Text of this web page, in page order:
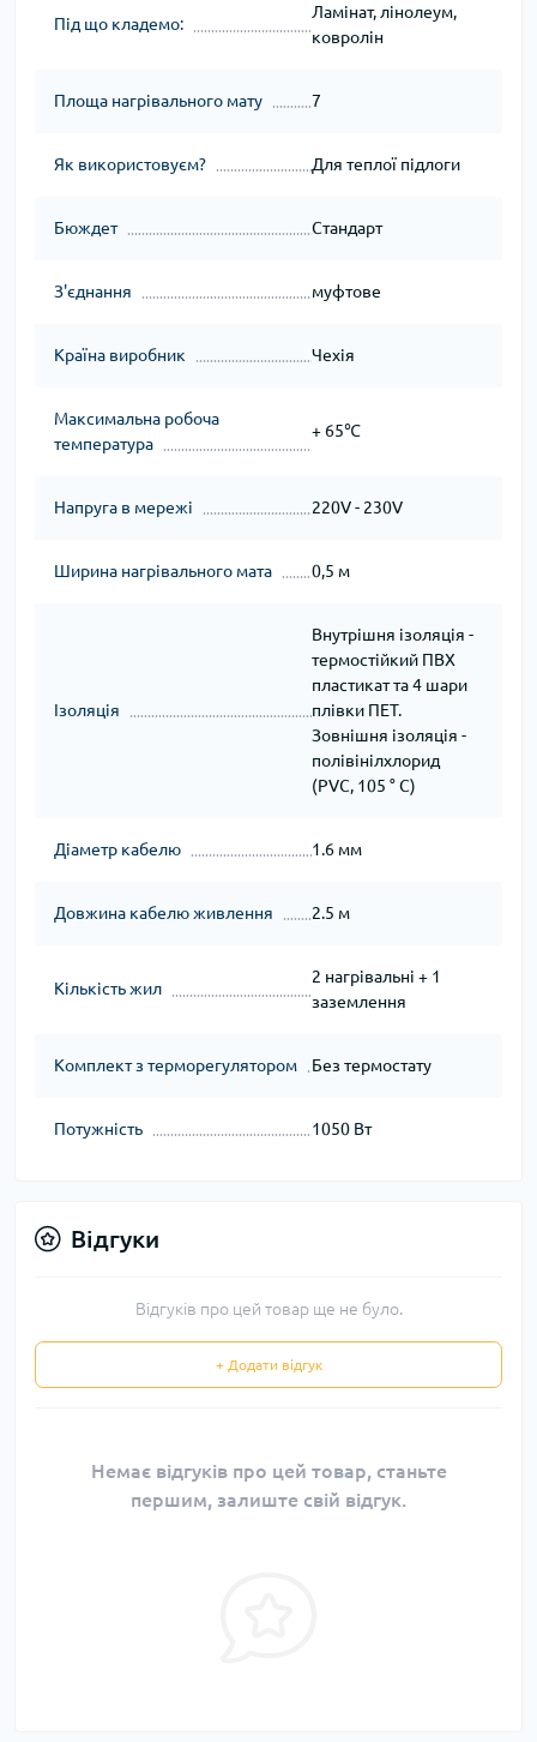
Під що кладемо:
Ламінат, лінолеум,
ковролін
Площа нагрівального мату 7
Як використовуєм? Для теплої підлоги
Бюждет Стандарт
З'єднання муфтове
Країна виробник Чехія
Максимальна робоча
температура
+ 65℃
Напруга в мережі 220V - 230V
Ширина нагрівального мата 0,5 м
Ізоляція
Внутрішня ізоляція -
термостійкий ПВХ
пластикат та 4 шари
плівки ПЕТ.
Зовнішня ізоляція -
полівінілхлорид
(PVC, 105 ° C)
Діаметр кабелю 1.6 мм
Довжина кабелю живлення 2.5 м
Кількість жил
2 нагрівальні + 1
заземлення
Комплект з терморегулятором Без термостату
Потужність 1050 Вт
Відгуки
Відгуків про цей товар ще не було.
+ Додати відгук
Немає відгуків про цей товар, станьте
першим, залиште свій відгук.